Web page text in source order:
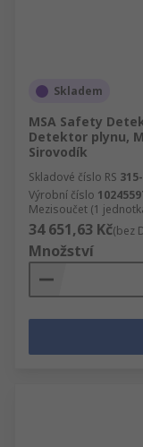
Skladem
MSA Safety
Detektor plynu,
Sirovodík
Skladové číslo RS
Výrobní číslo
Mezisoučet (1
34 651,63 Kč(bez
Množství